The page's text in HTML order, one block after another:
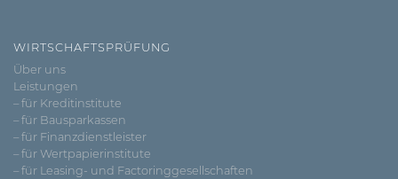
WIRTSCHAFTSPRÜFUNG
Über uns
Leistungen
– für Kreditinstitute
– für Bausparkassen
– für Finanzdienstleister
– für Wertpapierinstitute
– für Leasing- und Factoringgesellschaften